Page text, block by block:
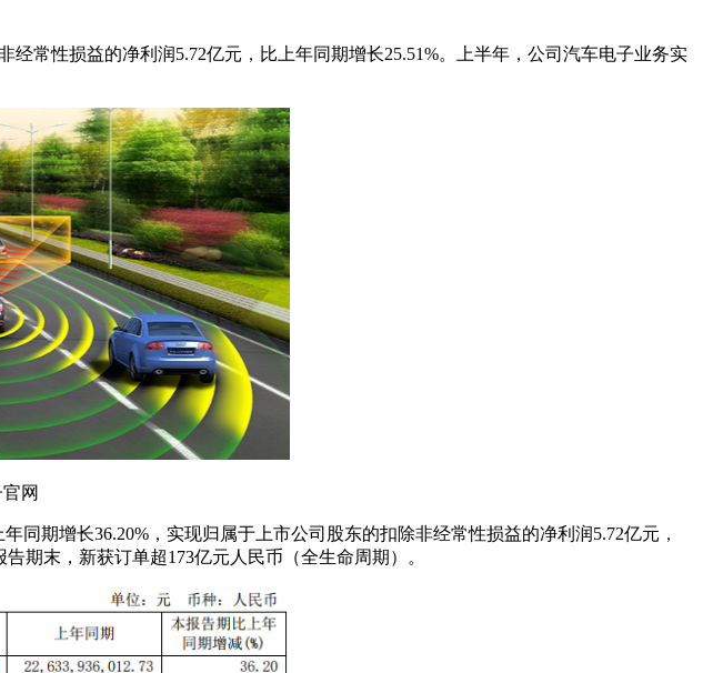
常性损益的净利润5.72亿元，比上年同期增长25.51%。上半年，公司汽车电子业务实
网
同期增长36.20%，实现归属于上市公司股东的扣除非经常性损益的净利润5.72亿元，
期末，新获订单超173亿元人民币（全生命周期）。